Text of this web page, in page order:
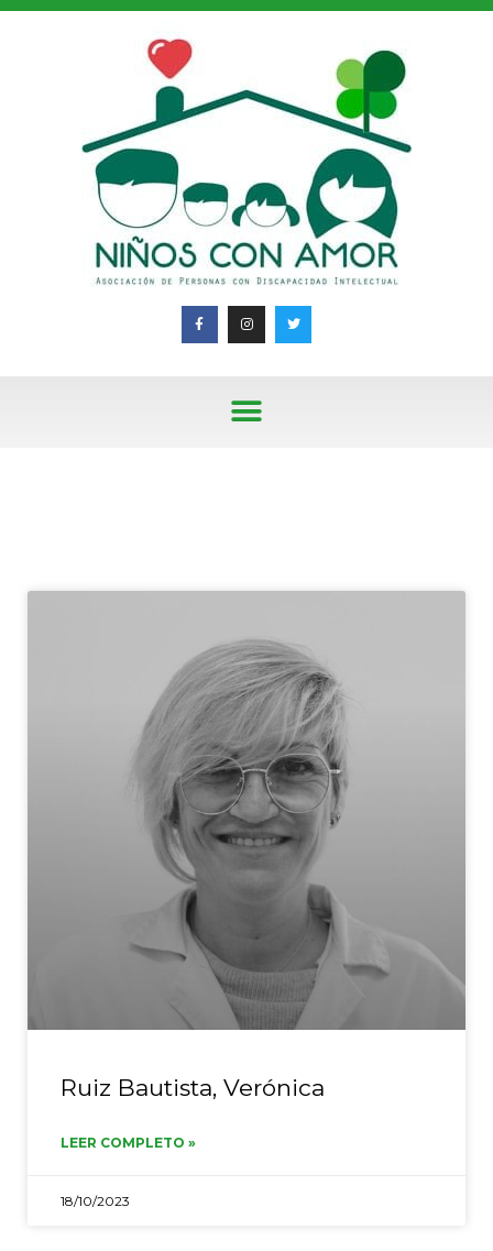
Ruiz Bautista, Verónica
LEER COMPLETO »
18/10/2023